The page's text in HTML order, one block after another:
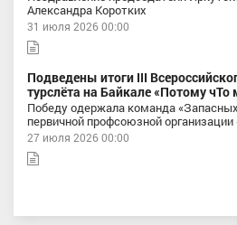
Александра Коротких
31 июля 2026 00:00
Подведены итоги III
турслёта на Байкале «Потому
Победу одержала команда
первичной профсоюзной
27 июля 2026 00:00